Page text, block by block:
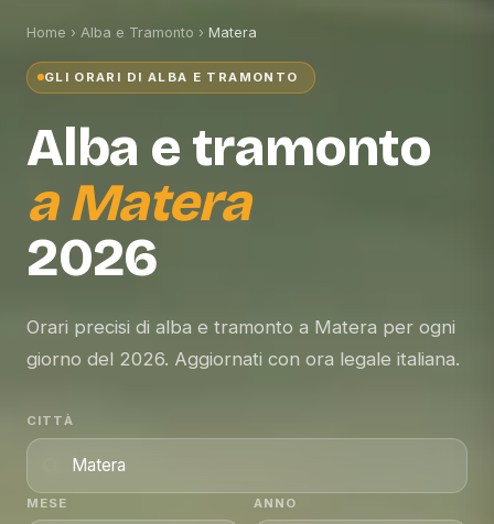
Home › Alba e Tramonto › Matera
GLI ORARI DI ALBA E TRAMONTO
Alba e tramonto
aMatera
2026
Orari precisi di alba e tramonto a Matera per ogni
giorno del 2026. Aggiornati con ora legale italiana.
CITTÀ
MESE ANNO